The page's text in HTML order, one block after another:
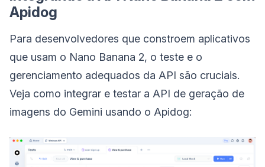
Apidog
Para desenvolvedores que constroem aplicativos
que usam o Nano Banana 2, o teste e o
gerenciamento adequados da API são cruciais.
Veja como integrar e testar a API de geração de
imagens do Gemini usando o Apidog: